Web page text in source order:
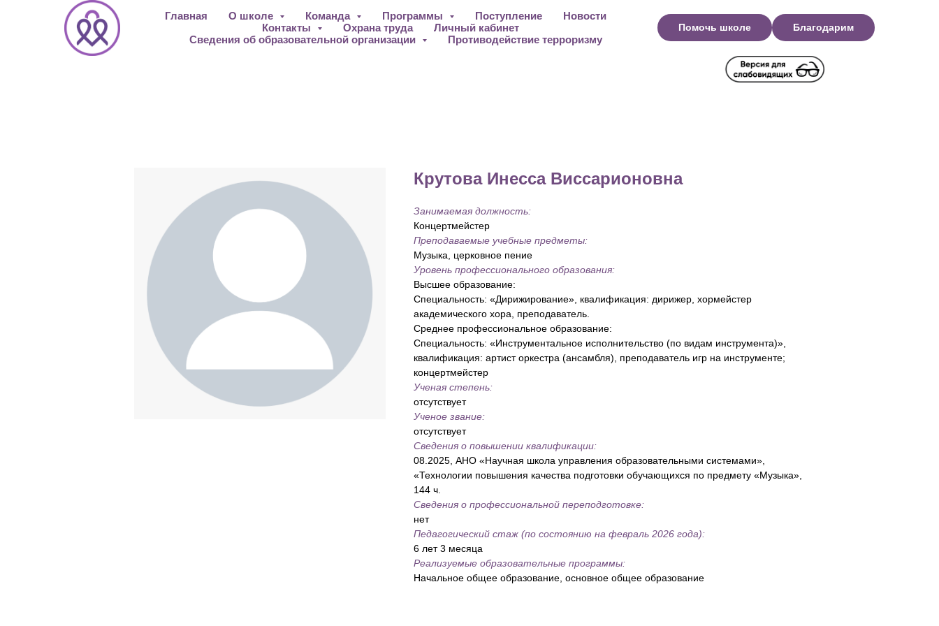
Главная О школе Команда Программы Поступление
Новости
Контакты
Охрана труда
Личный кабинет
Сведения об образовательной организации
Противодействие терроризму
Помочь школе Благодарим
Крутова Инесса Виссарионовна
Занимаемая должность:
Концертмейстер
Преподаваемые учебные предметы:
Музыка, церковное пение
Уровень профессионального образования:
Высшее образование:
Специальность: «Дирижирование», квалификация: дирижер, хормейстер
академического хора, преподаватель.
Среднее профессиональное образование:
Специальность: «Инструментальное исполнительство (по видам инструмента)»,
квалификация: артист оркестра (ансамбля), преподаватель игр на инструменте;
концертмейстер
Ученая степень:
отсутствует
Ученое звание:
отсутствует
Сведения о повышении квалификации:
08.2025, АНО «Научная школа управления образовательными системами»,
«Технологии повышения качества подготовки обучающихся по предмету «Музыка»,
144 ч.
Сведения о профессиональной переподготовке:
нет
Педагогический стаж (по состоянию на февраль 2026 года):
6 лет 3 месяца
Реализуемые образовательные программы:
Начальное общее образование, основное общее образование